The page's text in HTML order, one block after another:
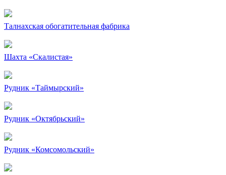
Талнахская обогатительная фабрика
Шахта «Скалистая»
Рудник «Таймырский»
Рудник «Октябрьский»
Рудник «Комсомольский»